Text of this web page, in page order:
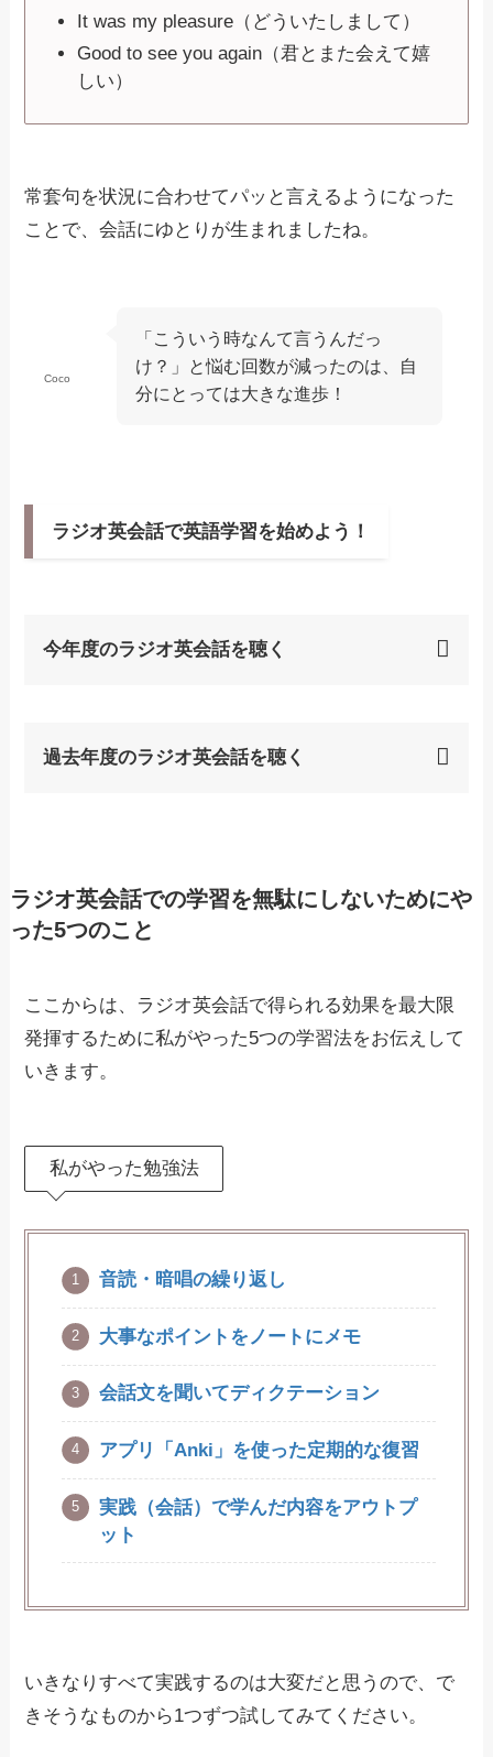
It was my pleasure（どういたしまして）
Good to see you again（君とまた会えて嬉
しい）
常套句を状況に合わせてパッと言えるようになった
ことで、会話にゆとりが生まれましたね。
Coco
「こういう時なんて言うんだっ
け？」と悩む回数が減ったのは、自
分にとっては大きな進歩！
ラジオ英会話で英語学習を始めよう！
今年度のラジオ英会話を聴く
過去年度のラジオ英会話を聴く
ラジオ英会話での学習を無駄にしないためにや
った5つのこと
ここからは、ラジオ英会話で得られる効果を最大限
発揮するために私がやった5つの学習法をお伝えして
いきます。
私がやった勉強法
音読・暗唱の繰り返し
大事なポイントをノートにメモ
会話文を聞いてディクテーション
アプリ「Anki」を使った定期的な復習
実践（会話）で学んだ内容をアウトプ
ット
いきなりすべて実践するのは大変だと思うので、で
きそうなものから1つずつ試してみてください。